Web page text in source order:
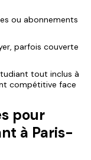
ou abonnements
parfois couverte
tout inclus à
compétitive face
pour
à Paris-